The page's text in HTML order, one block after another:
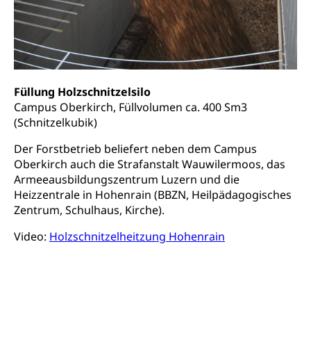
Füllung Holzschnitzelsilo
Campus Oberkirch, Füllvolumen ca. 400 Sm3
(Schnitzelkubik)
Der Forstbetrieb beliefert neben dem Campus
Oberkirch auch die Strafanstalt Wauwilermoos, das
Armeeausbildungszentrum Luzern und die
Heizzentrale in Hohenrain (BBZN, Heilpädagogisches
Zentrum, Schulhaus, Kirche).
Video: Holzschnitzelheitzung Hohenrain
Autoverkehr, Lastwagenverkehr, Schwerverkehr,
leistungsabhängige Schwerverkehrsabgabe,
Langsamverkehr, Transportmittel, Auto, Motorrad,
Individualverkehr
ZG)
Strassenverkehrsamt
Kantonsstrassen
Persönliches
Zivilstand
Geburt, Heirat, Ehe, Partnerschaft, Tod,
Zivilstandsamt, Zivilstandsregiste
Zivilstandswesen
Adoption
Adoptivkind, Adoptiveltern, Adoptionsvermittlung,
Adoptionsverfahren, elterliche Gewalt, elterliche